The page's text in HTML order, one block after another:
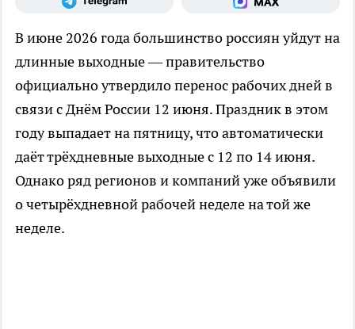
В июне 2026 года большинство россиян уйдут на
длинные выходные — правительство
официально утвердило перенос рабочих дней в
связи с Днём России 12 июня. Праздник в этом
году выпадает на пятницу, что автоматически
даёт трёхдневные выходные с 12 по 14 июня.
Однако ряд регионов и компаний уже объявили
о четырёхдневной рабочей неделе на той же
неделе.